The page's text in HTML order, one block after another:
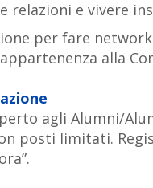
relazioni e vivere
per fare
alla
agli Alumni/
posti limitati.